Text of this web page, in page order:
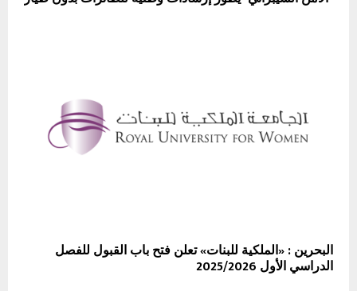
البحرين : «الملكية للبنات» تعلن فتح باب القبول للفصل
الدراسي الأول 2025/2026